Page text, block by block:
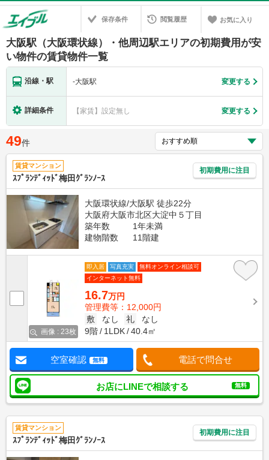
保存条件 閲覧履歴 お気に入り
大阪駅（大阪環状線）・他周辺駅エリアの初期費用が安
い物件の賃貸物件一覧
沿線・駅 -大阪駅 変更する
詳細条件 【家賃】設定無し 変更する
49件
賃貸マンション
ｽﾌﾟﾗﾝﾃﾞｨｯﾄﾞ梅田ｸﾞﾗﾝﾉｰｽ
初期費用に注目
大阪環状線/大阪駅 徒歩22分
大阪府大阪市北区大淀中５丁目
築年数
1年未満
建物階数
11階建
画像 : 23枚
即入居 写真充実
無料オンライン相談可
インターネット無料
16.7万円
管理費等：12,000円
敷
なし 礼
なし
9階
1LDK 40.4㎡
空室確認 無料 電話で問合せ
お店にLINEで相談する 無料
賃貸マンション
ｽﾌﾟﾗﾝﾃﾞｨｯﾄﾞ梅田ｸﾞﾗﾝﾉｰｽ
初期費用に注目